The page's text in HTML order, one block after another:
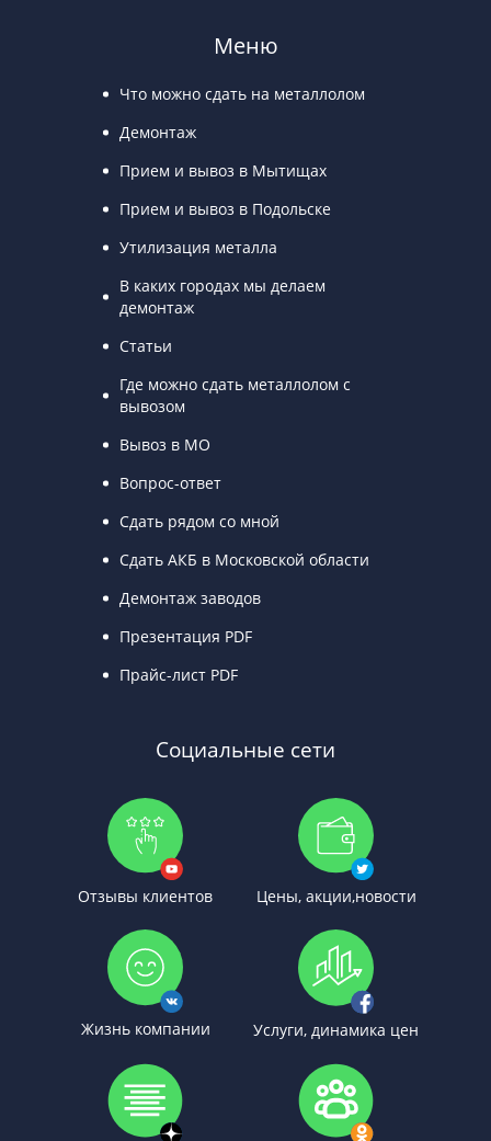
Меню
Что можно сдать на металлолом
Демонтаж
Прием и вывоз в Мытищах
Прием и вывоз в Подольске
Утилизация металла
В каких городах мы делаем
демонтаж
Статьи
Где можно сдать металлолом с
вывозом
Вывоз в МО
Вопрос-ответ
Сдать рядом со мной
Сдать АКБ в Московской области
Демонтаж заводов
Презентация PDF
Прайс-лист PDF
Социальные сети
Отзывы клиентов Цены, акции,новости
Жизнь компании Услуги, динамика цен